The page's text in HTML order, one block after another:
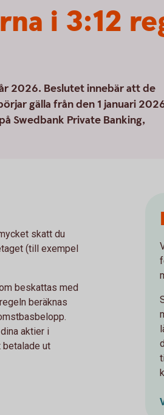
i 3:12
2026. Beslutet innebär att de
gälla från den 1 januari
Swedbank Private Banking,
skatt du
(till exempel
beskattas med
beräknas
aktier i
ut